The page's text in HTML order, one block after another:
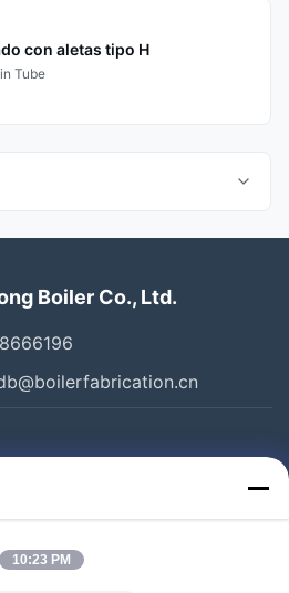
con aletas tipo H
Tube
Boiler Co., Ltd.
10:23 PM